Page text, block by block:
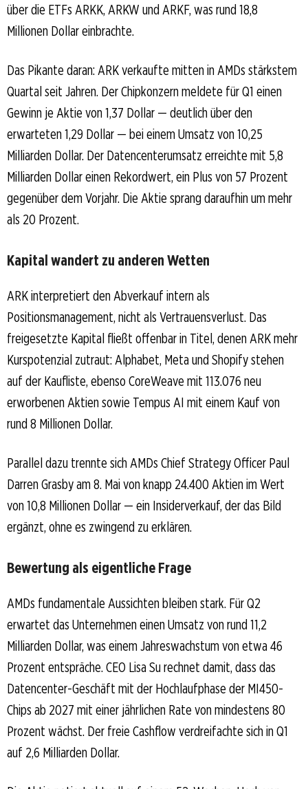
über die ETFs ARKK, ARKW und ARKF, was rund 18,8
Millionen Dollar einbrachte.
Das Pikante daran: ARK verkaufte mitten in AMDs stärkstem
Quartal seit Jahren. Der Chipkonzern meldete für Q1 einen
Gewinn je Aktie von 1,37 Dollar — deutlich über den
erwarteten 1,29 Dollar — bei einem Umsatz von 10,25
Milliarden Dollar. Der Datencenterumsatz erreichte mit 5,8
Milliarden Dollar einen Rekordwert, ein Plus von 57 Prozent
gegenüber dem Vorjahr. Die Aktie sprang daraufhin um mehr
als 20 Prozent.
Kapital wandert zu anderen Wetten
ARK interpretiert den Abverkauf intern als
Positionsmanagement, nicht als Vertrauensverlust. Das
freigesetzte Kapital fließt offenbar in Titel, denen ARK mehr
Kurspotenzial zutraut: Alphabet, Meta und Shopify stehen
auf der Kaufliste, ebenso CoreWeave mit 113.076 neu
erworbenen Aktien sowie Tempus AI mit einem Kauf von
rund 8 Millionen Dollar.
Parallel dazu trennte sich AMDs Chief Strategy Officer Paul
Darren Grasby am 8. Mai von knapp 24.400 Aktien im Wert
von 10,8 Millionen Dollar — ein Insiderverkauf, der das Bild
ergänzt, ohne es zwingend zu erklären.
Bewertung als eigentliche Frage
AMDs fundamentale Aussichten bleiben stark. Für Q2
erwartet das Unternehmen einen Umsatz von rund 11,2
Milliarden Dollar, was einem Jahreswachstum von etwa 46
Prozent entspräche. CEO Lisa Su rechnet damit, dass das
Datencenter-Geschäft mit der Hochlaufphase der MI450-
Chips ab 2027 mit einer jährlichen Rate von mindestens 80
Prozent wächst. Der freie Cashflow verdreifachte sich in Q1
auf 2,6 Milliarden Dollar.